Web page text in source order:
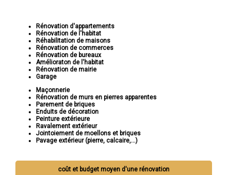
Rénovation d'appartements
Rénovation de l'habitat
Réhabilitation de maisons
Rénovation de commerces
Rénovation de bureaux
Amélioraton de l'habitat
Rénovation de mairie
Garage
Maçonnerie
Rénovation de murs en pierres apparentes
Parement de briques
Enduits de décoration
Peinture extérieure
Ravalement extérieur
Jointoiement de moellons et briques
Pavage extérieur (pierre, calcaire,...)
coût et budget moyen d'une rénovation